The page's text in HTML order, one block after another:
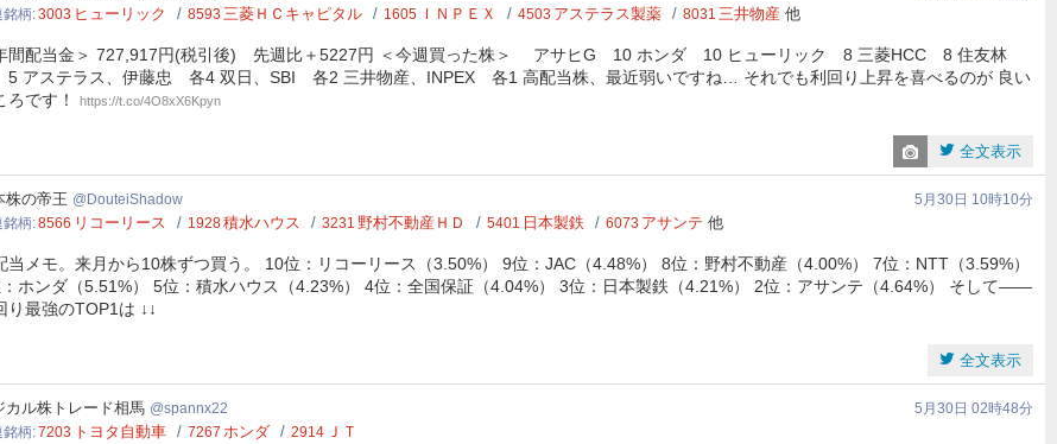
銘柄 3003 ヒューリック 8593 三菱ＨＣキャピタル 1605 ＩＮＰＥＸ 4503 アステラス製薬 8031 三井物産 他
間配当金＞ 727,917円(税引後) 先週比＋5227円 ＜今週買った株＞ アサヒG 10 ホンダ 10 ヒューリック 8 三菱HCC 8 住友林
アステラス、伊藤忠 各4 双日、SBI 各2 三井物産、INPEX 各1 高配当株、最近弱いですね… それでも利回り上昇を喜べるのが 良い
ろです！
https://t.co/4O8xX6Kpyn
全文表示
株の帝王 DouteiShadow
5月30日 10時10分
銘柄 8566 リコーリース 1928積水ハウス 3231 野村不動産ＨＤ 5401 日本製鉄 6073 アサンテ 他
当メモ。来月から10株ずつ買う。 10位：リコーリース（3.50%） 9位：JAC（4.48%） 8位：野村不動産（4.00%） 7位：NTT（3.59%）
ホンダ（5.51%） 5位：積水ハウス（4.23%） 4位：全国保証（4.04%） 3位：日本製鉄（4.21%） 2位：アサンテ（4.64%） そして――
り最強のTOP1は ↓↓
全文表示
カル株トレード相馬 spannx22
5月30日 02時48分
銘柄 7203 トヨタ自動車 7267 ホンダ 2914 ＪＴ